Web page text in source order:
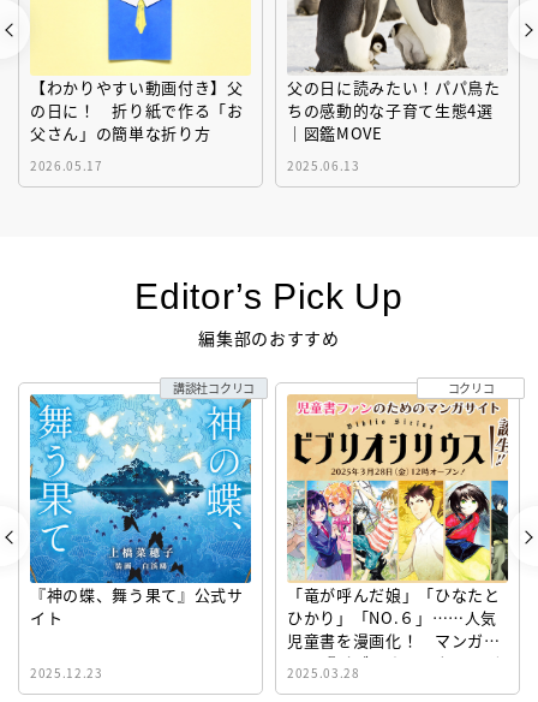
【わかりやすい動画付き】父
の日に！ 折り紙で作る「お
父さん」の簡単な折り方
2026.05.17
父の日に読みたい！パパ鳥た
ちの感動的な子育て生態4選
｜図鑑MOVE
2025.06.13
Editor’s Pick Up
編集部のおすすめ
『神の蝶、舞う果て』公式サ
イト
2025.12.23
講談社コクリコ
「竜が呼んだ娘」「ひなたと
ひかり」「NO.６」……人気
児童書を漫画化！ マンガサ
イト『ビブリオシリウス』誕
生！
2025.03.28
コクリコ